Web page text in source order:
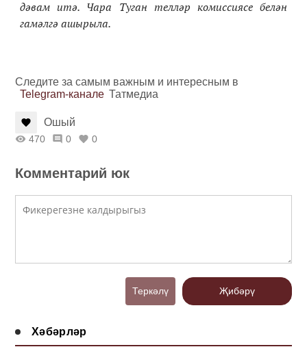
дәвам итә. Чара Туган телләр комиссиясе белән
гамәлгә ашырыла.
Следите за самым важным и интересным в
Telegram-канале Татмедиа
Ошый
470 0 0
Комментарий юк
Теркәлү Җибәрү
Хәбәрләр